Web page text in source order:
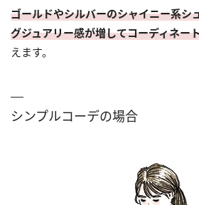
ゴールドやシルバーのシャイニー系シ
グジュアリー感が増してコーディネー
えます。
シンプルコーデの場合